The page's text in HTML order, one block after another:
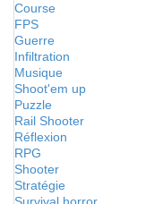
Course
FPS
Guerre
Infiltration
Musique
Shoot'em up
Puzzle
Rail Shooter
Réflexion
RPG
Shooter
Stratégie